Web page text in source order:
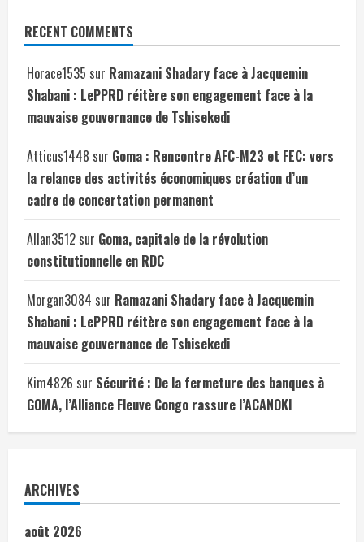
RECENT COMMENTS
Horace1535 sur Ramazani Shadary face à Jacquemin
Shabani : LePPRD réitère son engagement face à la
mauvaise gouvernance de Tshisekedi
Atticus1448 sur Goma : Rencontre AFC-M23 et FEC: vers
la relance des activités économiques création d’un
cadre de concertation permanent
Allan3512 sur Goma, capitale de la révolution
constitutionnelle en RDC
Morgan3084 sur Ramazani Shadary face à Jacquemin
Shabani : LePPRD réitère son engagement face à la
mauvaise gouvernance de Tshisekedi
Kim4826 sur Sécurité : De la fermeture des banques à
GOMA, l’Alliance Fleuve Congo rassure l’ACANOKI
ARCHIVES
août 2026